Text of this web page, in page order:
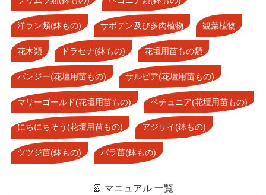
洋ラン類(鉢もの) サボテン及び多肉植物 観葉植物
花木類 ドラセナ(鉢もの) 花壇用苗もの類
パンジー(花壇用苗もの) サルビア(花壇用苗もの)
マリーゴールド(花壇用苗もの) ペチュニア(花壇用苗もの)
にちにちそう(花壇用苗もの) アジサイ(鉢もの)
ツツジ苗(鉢もの) バラ苗(鉢もの)
📗 マニュアル 一覧